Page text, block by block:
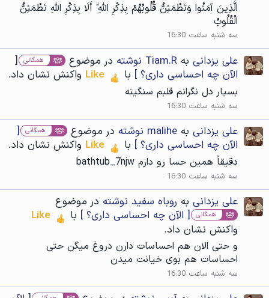
الَّذِينَ آمَنُوا وَتَطْمَئِنُّ قُلُوبُهُمْ بِذِكْرِ اللَّهِ ۗ أَلَا بِذِكْرِ اللَّهِ تَطْمَئِنُّ
الْقُلُوبُ
سه شنبه ساعت 16:30
علی یزدانی به Tiam.R نوشته در موضوع همگانی [
الآن چه احساسی داری؟ ] با Like واکنش نشان داد.
بسیار دل نگرانم قلبم سنگینه
سه شنبه ساعت 16:30
علی یزدانی به malihe نوشته در موضوع همگانی [
الآن چه احساسی داری؟ ] با Like واکنش نشان داد.
دقیقاً همین حسا رو دارم bathtub_7njw
سه شنبه ساعت 16:30
علی یزدانی به روباه سفید نوشته در موضوع
همگانی [ الآن چه احساسی داری؟ ] با
Like
واکنش نشان داد.
و حتی الان هم احساسات دارن دروغ میگن حتی
احساسات هم بوی خیانت میدن
سه شنبه ساعت 16:30